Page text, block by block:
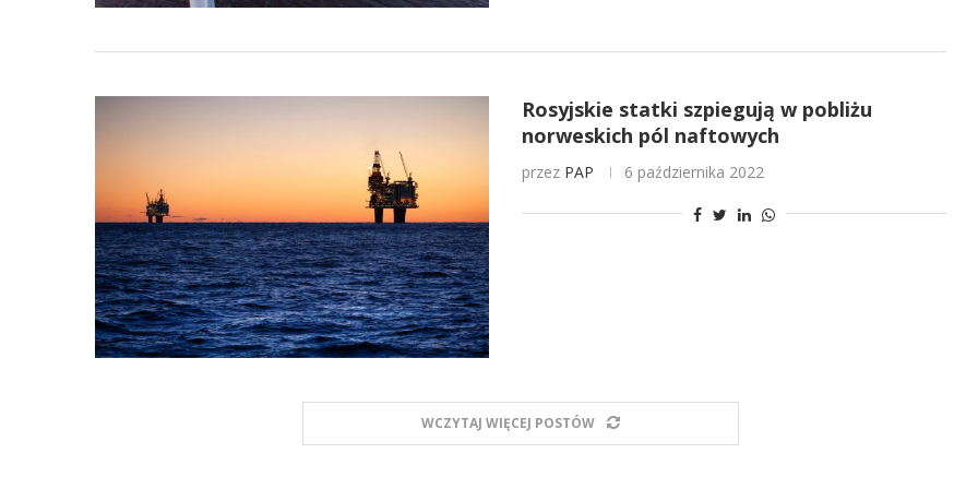
Rosyjskie statki szpiegują w pobliżu
norweskich pól naftowych
przez PAP 6 października 2022
WCZYTAJ WIĘCEJ POSTÓW